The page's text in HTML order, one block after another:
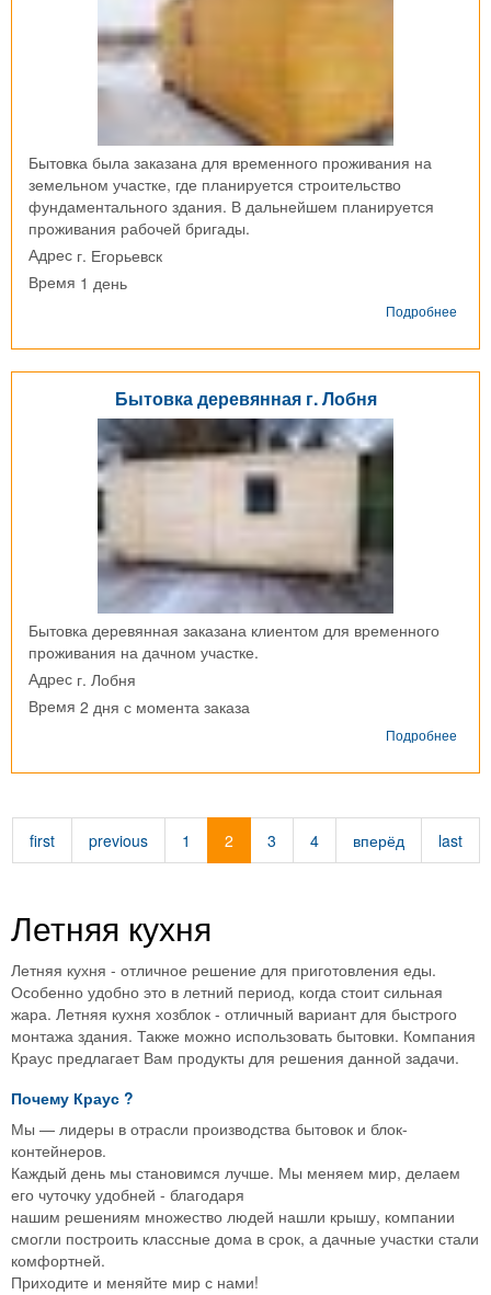
Бытовка была заказана для временного проживания на
земельном участке, где планируется строительство
фундаментального здания. В дальнейшем планируется
проживания рабочей бригады.
Адрес г. Егорьевск
Время 1 день
Подробнее
Бытовка деревянная г. Лобня
Бытовка деревянная заказана клиентом для временного
проживания на дачном участке.
Адрес г. Лобня
Время 2 дня с момента заказа
Подробнее
first previous 1 2 3 4 вперёд last
Летняя кухня
Летняя кухня - отличное решение для приготовления еды.
Особенно удобно это в летний период, когда стоит сильная
жара. Летняя кухня хозблок - отличный вариант для быстрого
монтажа здания. Также можно использовать бытовки. Компания
Краус предлагает Вам продукты для решения данной задачи.
Почему Краус ?
Мы — лидеры в отрасли производства бытовок и блок-
контейнеров.
Каждый день мы становимся лучше. Мы меняем мир, делаем
его чуточку удобней - благодаря
нашим решениям множество людей нашли крышу, компании
смогли построить классные дома в срок, а дачные участки стали
комфортней.
Приходите и меняйте мир с нами!